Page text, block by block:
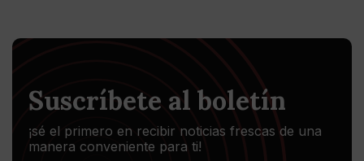
Suscríbete al boletín
¡sé el primero en recibir noticias frescas de una
manera conveniente para ti!